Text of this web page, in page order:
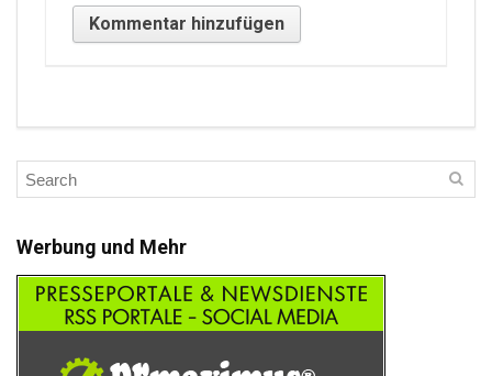
Werbung und Mehr